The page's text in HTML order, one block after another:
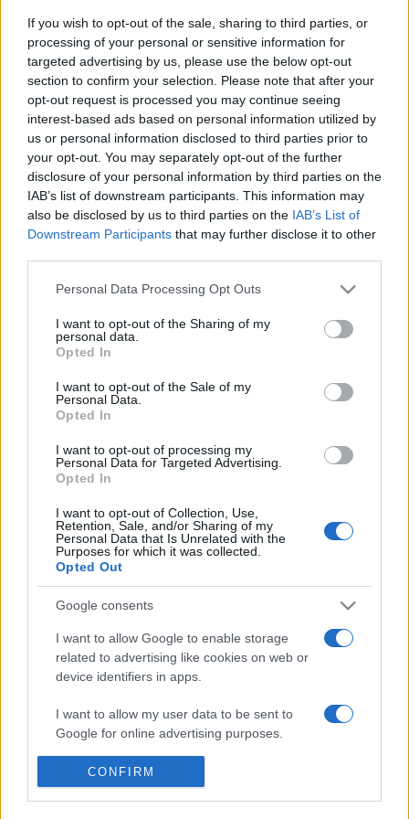
If you wish to opt-out of the sale, sharing to third parties, or
processing of your personal or sensitive information for
targeted advertising by us, please use the below opt-out
section to confirm your selection. Please note that after your
opt-out request is processed you may continue seeing
interest-based ads based on personal information utilized by
us or personal information disclosed to third parties prior to
your opt-out. You may separately opt-out of the further
disclosure of your personal information by third parties on the
IAB’s list of downstream participants. This information may
also be disclosed by us to third parties on the IAB’s List of
Downstream Participants that may further disclose it to other
Please note that this website/app uses one or more Google
not limited to your visit or usage behaviour. You may click to
grant or deny consent to Google and its third-party tags to
use your data for below specified purposes in below Google
consent section.
Personal Data Processing Opt Outs
I want to opt-out of the Sharing of my
personal data.
Opted In
I want to opt-out of the Sale of my
Personal Data.
Opted In
I want to opt-out of processing my
Personal Data for Targeted Advertising.
Opted In
I want to opt-out of Collection, Use,
Retention, Sale, and/or Sharing of my
Personal Data that Is Unrelated with the
Purposes for which it was collected.
Opted Out
Google consents
I want to allow Google to enable storage
related to advertising like cookies on web or
device identifiers in apps.
I want to allow my user data to be sent to
Google for online advertising purposes.
I want to allow Google to send me
personalized advertising.
CONFIRM
Amellett, hogy Pest vármegye országunk központi
régiója, kortárs kulturális és történelmi színhelyekben is
gazdag. Fővárosunkként Budapestre irányul a legtöbb
figyelem – holott számtalan értéket rejtenek magukban a
vármegyében: középkori kastélymaradványok,
természeti kincsek között kalandoztunk, építészeti
örökségünk fontos darabját is megismerhettük, és még
egy monumentális filmkulisszába is ellátogattunk.
A színművész bár Egerben született, életének nagy
vármegyét tartja otthonának. Elmondása szerint mikor el
kell hagynia Budapestet egy-egy fellépés miatt, mindig
nevezetességeket, próbál belekóstolni a helységek
szellemiségébe. „Magányos farkas vagyok, szeretek
egyedül felfedezni” – vallotta be nekünk.
Utunk a solymári kastélyromtól a szentendrei Duna-
parton, a zebegényi Kós Károly tervezte templomon át a
Nemzeti Filmintézet lenyűgöző filmes díszleteiig tartott.
De vajon mitől egyedülálló az óriási fóti filmes műterem
Európában, és milyen kincseket rejt a váci Ódon-fon
raktára? Videónkból kiderül!